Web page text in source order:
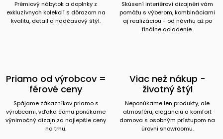
Prémiový nábytok a doplnky z
exkluzívnych kolekcií s dôrazom na
kvalitu, detail a nadčasový štýl.
Skúsení interiéroví dizajnéri vám
pomôžu s výberom, kombináciami
aj realizáciou - od návrhu až po
finálne doladenie.
Priamo od výrobcov =
férové ceny
Spájame zákazníkov priamo s
výrobcami, vďaka čomu ponúkame
výnimočný dizajn za najlepšie ceny
na trhu.
Viac než nákup -
životný štýl
Neponúkame len produkty, ale
atmosféru, eleganciu a komfort
domova s osobným prístupom na
úrovni showroomu.